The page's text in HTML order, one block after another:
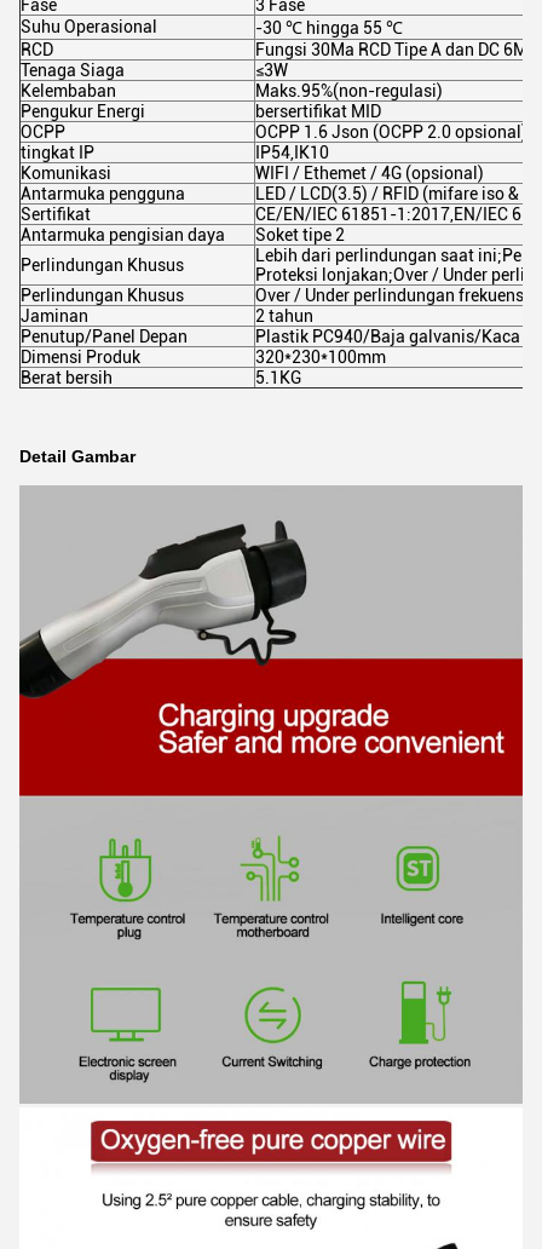
Fase
3 Fase
Suhu Operasional
-30 ℃ hingga 55 ℃
RCD
Fungsi 30Ma RCD Tipe A dan DC
Tenaga Siaga
≤3W
Kelembaban
Maks.95%(non-regulasi)
Pengukur Energi
bersertifikat MID
OCPP
OCPP 1.6 Json (OCPP 2.0 opsional)
tingkat IP
IP54,IK10
Komunikasi
WIFI / Ethemet / 4G (opsional)
Antarmuka pengguna
LED / LCD(3.5) / RFID (mifare iso &
Sertifikat
CE/EN/IEC 61851-1:2017,EN/IEC
Antarmuka pengisian daya
Soket tipe 2
Perlindungan Khusus
Lebih dari perlindungan saat
Proteksi lonjakan;Over / Under
Perlindungan Khusus
Over / Under perlindungan
Jaminan
2 tahun
Penutup/Panel Depan
Plastik PC940/Baja galvanis/Kaca
Dimensi Produk
320*230*100mm
Berat bersih
5.1KG
Detail Gambar